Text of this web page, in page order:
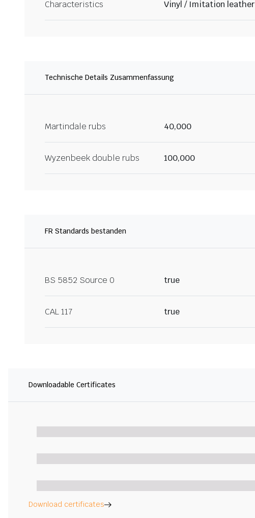
Characteristics Vinyl / Imitation leather
Technische Details Zusammenfassung
Martindale rubs 40,000
Wyzenbeek double rubs 100,000
FR Standards bestanden
BS 5852 Source 0 true
CAL 117 true
Downloadable Certificates
Download certificates